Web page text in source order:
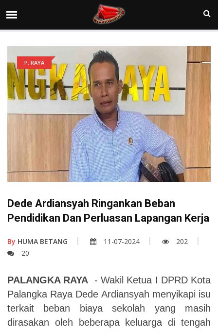
P. RAYA
Dede Ardiansyah Ringankan Beban
Pendidikan Dan Perluasan Lapangan Kerja
By HUMA BETANG 11-07-2024
202
20
PALANGKA RAYA - Wakil Ketua I DPRD Kota
Palangka Raya Dede Ardiansyah menyikapi isu
terkait beban biaya sekolah yang masih
dirasakan oleh beberapa keluarga di tengah